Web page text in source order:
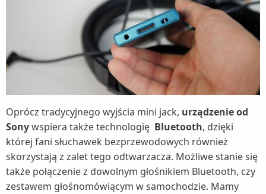
Oprócz tradycyjnego wyjścia mini jack, urządzenie od
Sonywspiera także technologię Bluetooth, dzięki
której fani słuchawek bezprzewodowych również
skorzystają z zalet tego odtwarzacza. Możliwe stanie się
także połączenie z dowolnym głośnikiem Bluetooth, czy
zestawem głośnomówiącym w samochodzie. Mamy